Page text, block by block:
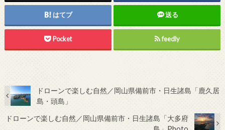
はてブ 送る
Pocket feedly
ドローンで楽しむ自然／岡山県備前市・日生諸島「鹿久居
島・頭島」
ドローンで楽しむ自然／岡山県備前市・日生諸島「大多府